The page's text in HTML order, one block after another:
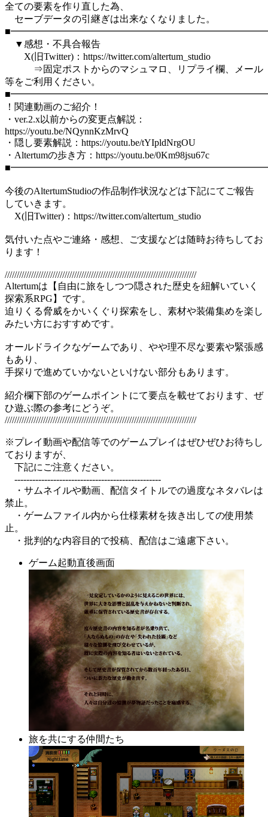
全ての要素を作り直した為、
セーブデータの引継ぎは出来なくなりました。
▼感想・不具合報告
X(旧Twitter)：https://twitter.com/altertum_studio
⇒固定ポストからのマシュマロ、リプライ欄、メール
等をご利用ください。
！関連動画のご紹介！
・ver.2.x以前からの変更点解説：
https://youtu.be/NQynnKzMrvQ
・隠し要素解説：https://youtu.be/tYIpldNrgOU
・Altertumの歩き方：https://youtu.be/0Km98jsu67c
今後のAltertumStudioの作品制作状況などは下記にてご報告
していきます。
X(旧Twitter)：https://twitter.com/altertum_studio
気付いた点やご連絡・感想、ご支援などは随時お待ちしてお
ります！
////////////////////////////////////////////////////////////////////////////////
Altertumは【自由に旅をしつつ隠された歴史を紐解いていく
探索系RPG】です。
迫りくる脅威をかいくぐり探索をし、素材や装備集めを楽し
みたい方におすすめです。
オールドライクなゲームであり、やや理不尽な要素や緊張感
もあり、
手探りで進めていかないといけない部分もあります。
紹介欄下部のゲームポイントにて要点を載せております、ぜ
ひ遊ぶ際の参考にどうぞ。
////////////////////////////////////////////////////////////////////////////////
※プレイ動画や配信等でのゲームプレイはぜひぜひお待ちし
ておりますが、
下記にご注意ください。
-------------------------------------------------
・サムネイルや動画、配信タイトルでの過度なネタバレは
禁止。
・ゲームファイル内から仕様素材を抜き出しての使用禁
止。
・批判的な内容目的で投稿、配信はご遠慮下さい。
ゲーム起動直後画面
旅を共にする仲間たち